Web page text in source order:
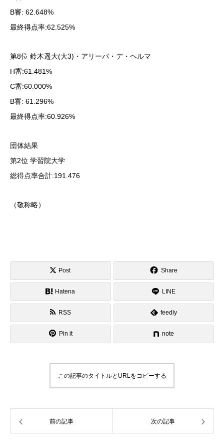
B審: 62.648%
最終得点率:62.525%
第8位 鈴木遥大(大3)・アリーバ・デ・ヘルマ
H審:61.481%
C審:60.000%
B審: 61.296%
最終得点率:60.926%
団体結果
第2位 学習院大学
総得点率合計:191.476
（敬称略）
Post Share
Hatena LINE
RSS feedly
Pin it note
この記事のタイトルとURLをコピーする
前の記事 次の記事